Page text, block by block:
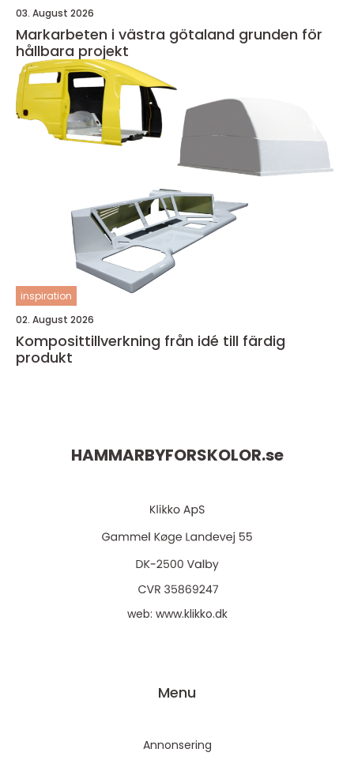
03. August 2026
Markarbeten i västra götaland grunden för
hållbara projekt
inspiration
02. August 2026
Komposittillverkning från idé till färdig
produkt
HAMMARBYFORSKOLOR.se
web: www.klikko.dk
Menu
Annonsering